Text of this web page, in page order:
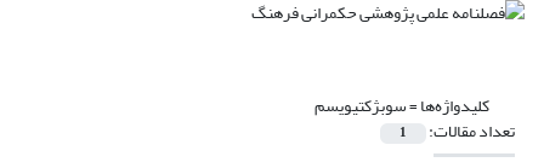
کلیدواژه‌ها =سوبژکتیویسم
تعداد مقالات: 1